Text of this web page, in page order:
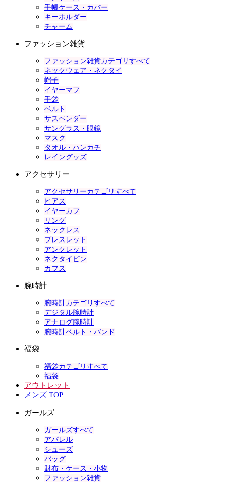
手帳ケース・カバー
キーホルダー
チャーム
ファッション雑貨
ファッション雑貨カテゴリすべて
ネックウェア・ネクタイ
帽子
イヤーマフ
手袋
ベルト
サスペンダー
サングラス・眼鏡
マスク
タオル・ハンカチ
レイングッズ
アクセサリー
アクセサリーカテゴリすべて
ピアス
イヤーカフ
リング
ネックレス
ブレスレット
アンクレット
ネクタイピン
カフス
腕時計
腕時計カテゴリすべて
デジタル腕時計
アナログ腕時計
腕時計ベルト・バンド
福袋
福袋カテゴリすべて
福袋
アウトレット
メンズ TOP
ガールズ
ガールズすべて
アパレル
シューズ
バッグ
財布・ケース・小物
ファッション雑貨